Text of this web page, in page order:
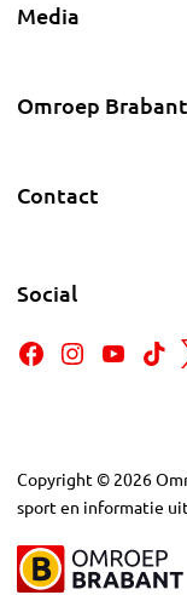
Media
Omroep Brabant
Contact
Social
Copyright © 2026
sport en informatie